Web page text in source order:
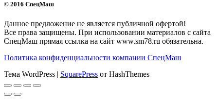
© 2016 СпецМаш
Данное предложение не является публичной офертой!
Все права защищены. При использовании материалов с сайта
СпецМаш прямая ссылка на сайт www.sm78.ru обязательна.
Политика конфиденциальности компании СпецМаш
Тема WordPress | SquarePress от HashThemes